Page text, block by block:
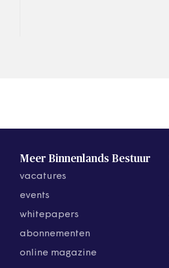
Meer Binnenlands Bestuur
vacatures
events
whitepapers
abonnementen
online magazine